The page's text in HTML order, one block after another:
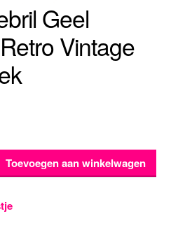
Geel
Vintage
Toevoegen aan winkelwagen